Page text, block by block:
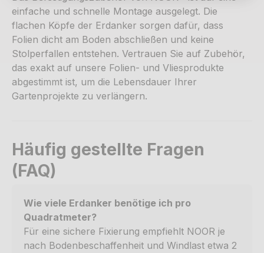
einfache und schnelle Montage ausgelegt. Die
flachen Köpfe der Erdanker sorgen dafür, dass
Folien dicht am Boden abschließen und keine
Stolperfallen entstehen. Vertrauen Sie auf Zubehör,
das exakt auf unsere Folien- und Vliesprodukte
abgestimmt ist, um die Lebensdauer Ihrer
Gartenprojekte zu verlängern.
Häufig gestellte Fragen
(FAQ)
Wie viele Erdanker benötige ich pro
Quadratmeter?
Für eine sichere Fixierung empfiehlt NOOR je
nach Bodenbeschaffenheit und Windlast etwa 2